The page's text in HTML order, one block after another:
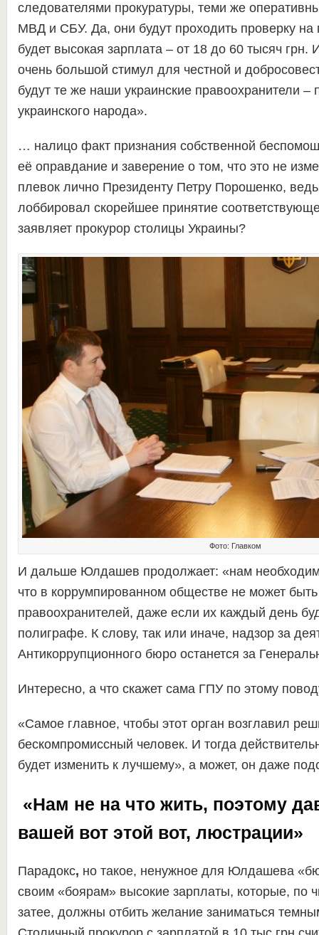
следователями прокуратуры, теми же
МВД и СБУ. Да, они будут проходить проверку на
будет высокая зарплата – от 18 до 60 тысяч грн.
очень большой стимул для честной и
будут те же наши украинские правоохранители –
украинского народа».
… налицо факт признания собственной
её оправдание и заверение о том, что это не
плевок лично Президенту Петру Порошенко,
лоббировал скорейшее принятие
заявляет прокурор столицы Украины?
Фото: Главком
И дальше Юлдашев продолжает: «нам
что в коррумпированном обществе не может быть
правоохранителей, даже если их каждый день
полиграфе. К слову, так или иначе, надзор за
Антикоррупционного бюро останется за
Интересно, а что скажет сама ГПУ по этому
«Самое главное, чтобы этот орган возглавил
бескомпромиссный человек. И тогда
будет изменить к лучшему», а может, он даже
«Нам не на что жить, поэтому
вашей вот этой вот, люстрации»
Парадокс, но такое, ненужное для Юлдашева
своим «боярам» высокие зарплаты, которые, по
затее, должны отбить желание заниматься